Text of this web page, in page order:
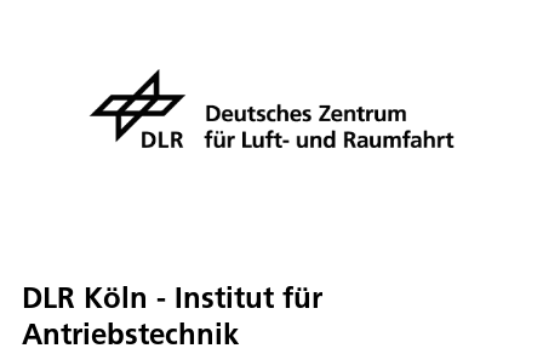
DLR Köln - Institut für
Antriebstechnik